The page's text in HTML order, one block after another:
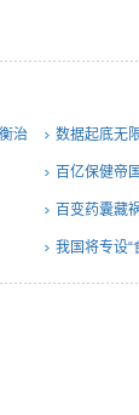
治
数据起底无
百亿保健帝
百变药囊藏
我国将专设“